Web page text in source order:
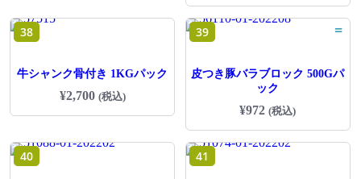
38
牛シャンク骨付き 1KGパック
¥2,700 (税込)
39 =
皮つき豚バラブロック 500Gパ
ック
¥972 (税込)
40 41